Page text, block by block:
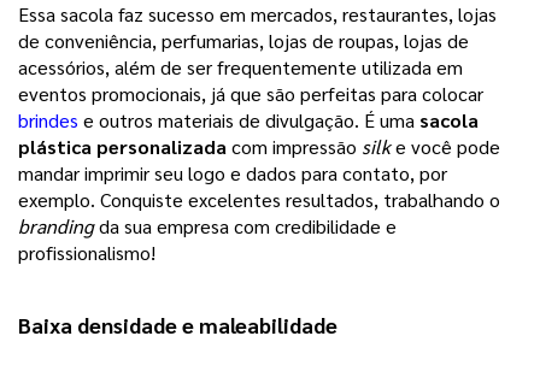
Essa sacola faz sucesso em mercados, restaurantes, lojas
de conveniência, perfumarias, lojas de roupas, lojas de
acessórios, além de ser frequentemente utilizada em
eventos promocionais, já que são perfeitas para colocar
brindes e outros materiais de divulgação. É uma sacola
plástica personalizadacom impressão silke você pode
mandar imprimir seu logo e dados para contato, por
exemplo. Conquiste excelentes resultados, trabalhando o
brandingda sua empresa com credibilidade e
profissionalismo!
Baixa densidade e maleabilidade